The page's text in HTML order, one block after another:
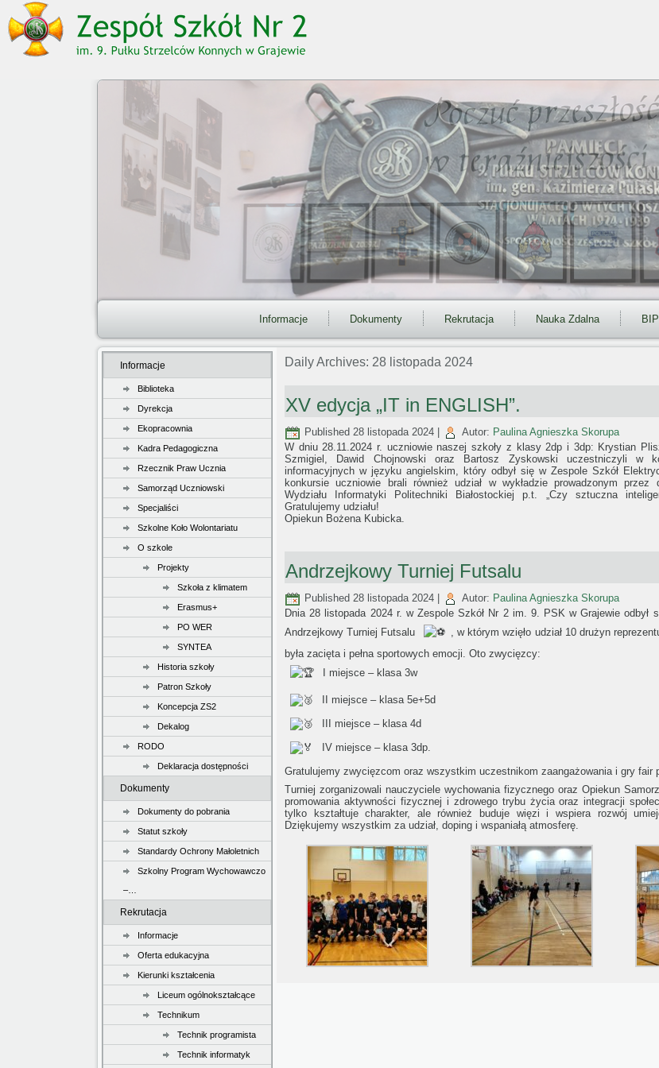
Informacje Dokumenty Rekrutacja Nauka Zdalna BIP
Informacje
Biblioteka
Dyrekcja
Ekopracownia
Kadra Pedagogiczna
Rzecznik Praw Ucznia
Samorząd Uczniowski
Specjaliści
Szkolne Koło Wolontariatu
O szkole
Projekty
Szkoła z klimatem
Erasmus+
PO WER
SYNTEA
Historia szkoły
Patron Szkoły
Koncepcja ZS2
Dekalog
RODO
Deklaracja dostępności
Dokumenty
Dokumenty do pobrania
Statut szkoły
Standardy Ochrony Małoletnich
Szkolny Program Wychowawczo
–…
Rekrutacja
Informacje
Oferta edukacyjna
Kierunki kształcenia
Liceum ogólnokształcące
Technikum
Technik programista
Technik informatyk
Daily Archives: 28 listopada 2024
XV edycja „IT in ENGLISH”.
Published 28 listopada 2024 Autor: Paulina Agnieszka Skorupa
W dniu 28.11.2024 r. uczniowie naszej szkoły z klasy 2dp i 3dp: Krystian
Szmigiel, Dawid Chojnowski oraz Bartosz Zyskowski uczestniczyli w
informacyjnych w języku angielskim, który odbył się w Zespole Szkół
konkursie uczniowie brali również udział w wykładzie prowadzonym
Wydziału Informatyki Politechniki Białostockiej p.t. „Czy sztuczna
Gratulujemy udziału!
Opiekun Bożena Kubicka.
Andrzejkowy Turniej Futsalu
Published 28 listopada 2024 Autor: Paulina Agnieszka Skorupa
Dnia 28 listopada 2024 r. w Zespole Szkół Nr 2 im. 9. PSK w Grajewie odbył
Andrzejkowy Turniej Futsalu
, w którym wzięło udział 10 drużyn
była zacięta i pełna sportowych emocji. Oto zwycięzcy:
I miejsce – klasa 3w
II miejsce – klasa 5e+5d
III miejsce – klasa 4d
IV miejsce – klasa 3dp.
Gratulujemy zwycięzcom oraz wszystkim uczestnikom zaangażowania i gry fair
Turniej zorganizowali nauczyciele wychowania fizycznego oraz Opiekun
promowania aktywności fizycznej i zdrowego trybu życia oraz integracji
tylko kształtuje charakter, ale również buduje więzi i wspiera rozwój
Dziękujemy wszystkim za udział, doping i wspaniałą atmosferę.